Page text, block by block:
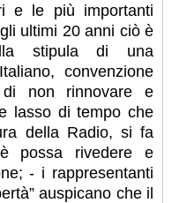
e le più importanti
ultimi 20 anni ciò è
stipula di una
convenzione
non rinnovare e
lasso di tempo che
della Radio, si fa
possa rivedere e
- i rappresentanti
auspicano che il